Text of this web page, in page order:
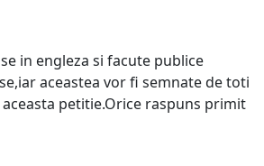
in engleza si facute publice
aceastea vor fi semnate de toti
petitie.Orice raspuns primit